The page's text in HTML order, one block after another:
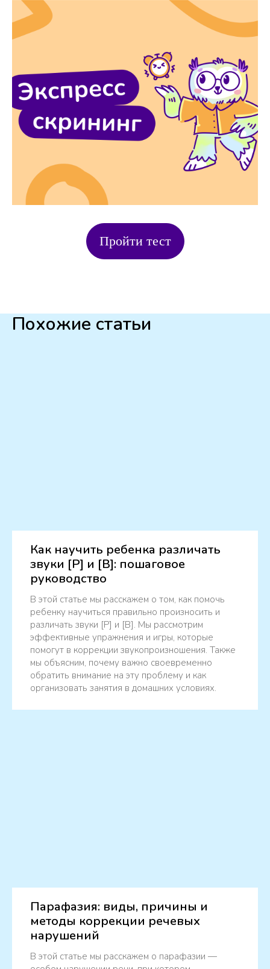
Пройти тест
Похожие статьи
Как научить ребенка различать
звуки [Р] и [В]: пошаговое
руководство
В этой статье мы расскажем о том, как помочь
ребенку научиться правильно произносить и
различать звуки [Р] и [В]. Мы рассмотрим
эффективные упражнения и игры, которые
помогут в коррекции звукопроизношения. Также
мы объясним, почему важно своевременно
обратить внимание на эту проблему и как
организовать занятия в домашних условиях.
Парафазия: виды, причины и
методы коррекции речевых
нарушений
В этой статье мы расскажем о парафазии —